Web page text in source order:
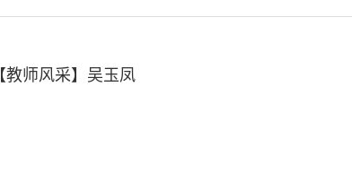
【教师风采】吴玉凤